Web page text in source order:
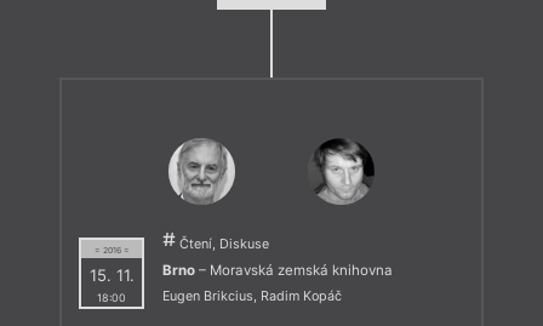
= 2016 =
15. 11.
18:00
Čtení, Diskuse
Brno – Moravská zemská knihovna
Eugen Brikcius Radim Kopáč